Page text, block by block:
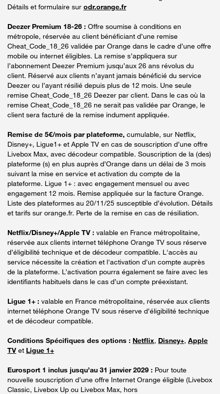
Détails et formulaire sur odr.orange.fr
Deezer Premium 18-26 : Offre soumise à conditions en
métropole, réservée au client bénéficiant d’une remise
Cheat_Code_18_26 validée par Orange dans le cadre d’une offre
mobile ou internet éligibles. La remise s’appliquera sur
l’abonnement Deezer Premium jusqu’aux 26 ans révolus du
client. Réservé aux clients n’ayant jamais bénéficié du service
Deezer ou l’ayant résilié depuis plus de 12 mois. Une seule
remise Cheat_Code_18_26 Deezer par client. Dans le cas où la
remise Cheat_Code_18_26 ne serait pas validée par Orange, le
client sera facturé de la remise indument appliquée.
Remise de 5€/mois par plateforme, cumulable, sur Netflix,
Disney+, Ligue1+ et Apple TV en cas de souscription d’une offre
Livebox Max, avec décodeur compatible. Souscription de la (des)
plateforme (s) en plus auprès d’Orange dans un délai de 3 mois
suivant la mise en service et activation du compte de la
plateforme. Ligue 1+ : avec engagement mensuel ou avec
engagement 12 mois. Remise appliquée sur la facture Orange.
Liste des plateformes au 20/11/25 susceptible d’évolution. Détails
et tarifs sur orange.fr. Perte de la remise en cas de résiliation.
Netflix/Disney+/Apple TV : valable en France métropolitaine,
réservée aux clients internet téléphone Orange TV sous réserve
d’éligibilité technique et de décodeur compatible. L'accès au
service nécessite la création et l'activation d'un compte auprès
de la plateforme. L’activation pourra également se faire avec les
identifiants habituels dans le cas d’un compte préexistant.
Ligue 1+ : valable en France métropolitaine, réservée aux clients
internet téléphone Orange TV sous réserve d’éligibilité technique
et de décodeur compatible.
Conditions Spécifiques des options : Netflix, Disney+, Apple
TV et Ligue 1+
Eurosport 1 inclus jusqu’au 31 janvier 2029 : Pour toute
nouvelle souscription d’une offre Internet Orange éligible (Livebox
Classic, Livebox Up ou Livebox Max, hors